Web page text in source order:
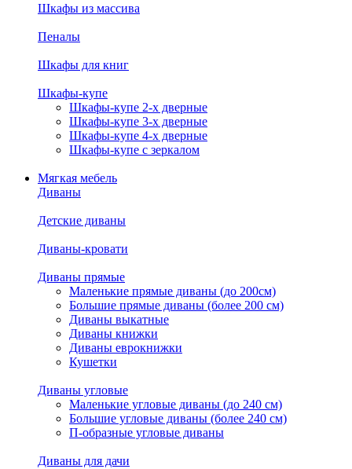
Шкафы из массива
Пеналы
Шкафы для книг
Шкафы-купе
Шкафы-купе 2-х дверные
Шкафы-купе 3-х дверные
Шкафы-купе 4-х дверные
Шкафы-купе с зеркалом
Мягкая мебель
Диваны
Детские диваны
Диваны-кровати
Диваны прямые
Маленькие прямые диваны (до 200см)
Большие прямые диваны (более 200 см)
Диваны выкатные
Диваны книжки
Диваны еврокнижки
Кушетки
Диваны угловые
Маленькие угловые диваны (до 240 см)
Большие угловые диваны (более 240 см)
П-образные угловые диваны
Диваны для дачи